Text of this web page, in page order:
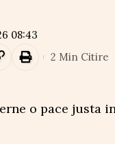
08:43
2 Min Citire